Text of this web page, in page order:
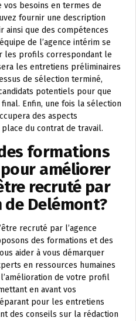
vos besoins en termes de
fournir une description
ainsi que des compétences
de l’agence intérim se
les profils correspondant le
les entretiens préliminaires
de sélection terminé,
potentiels pour que
Enfin, une fois la sélection
des aspects
du contrat de travail.
formations
améliorer
recruté par
de Delémont?
recruté par l’agence
des formations et des
aider à vous démarquer
en ressources humaines
de votre profil
en avant vos
pour les entretiens
des conseils sur la rédaction